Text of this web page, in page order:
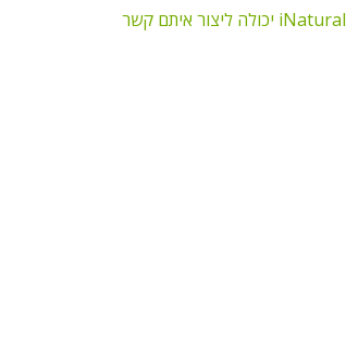
איך אפשר ליצור קשר עם משתמש.ת אחר.ת ב iNaturalist? האם iNaturalist יכולה ליצור איתם קשר